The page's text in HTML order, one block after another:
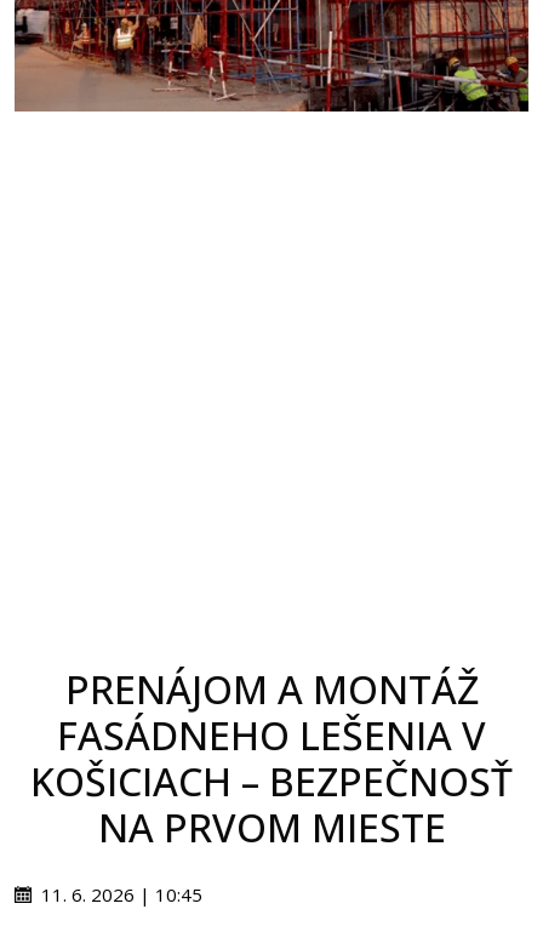
PRENÁJOM A MONTÁŽ
FASÁDNEHO LEŠENIA V
KOŠICIACH – BEZPEČNOSŤ
NA PRVOM MIESTE
11. 6. 2026 | 10:45